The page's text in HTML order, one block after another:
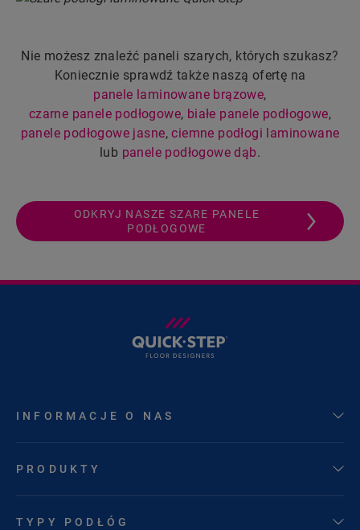
Nie możesz znaleźć paneli szarych, których szukasz?
Koniecznie sprawdź także naszą ofertę na
panele laminowane brązowe,
czarne panele podłogowe, białe panele podłogowe,
panele podłogowe jasne,ciemne podłogi laminowane
lub panele podłogowe dąb.
ODKRYJ NASZE SZARE PANELE
PODŁOGOWE
INFORMACJE O NAS
PRODUKTY
TYPY PODŁÓG